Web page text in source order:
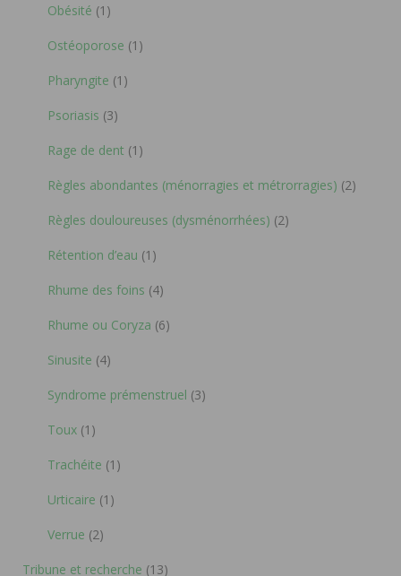
Obésité (1)
Ostéoporose (1)
Pharyngite (1)
Psoriasis (3)
Rage de dent (1)
Règles abondantes (ménorragies et métrorragies) (2)
Règles douloureuses (dysménorrhées) (2)
Rétention d’eau (1)
Rhume des foins (4)
Rhume ou Coryza (6)
Sinusite (4)
Syndrome prémenstruel (3)
Toux (1)
Trachéite (1)
Urticaire (1)
Verrue (2)
Tribune et recherche (13)